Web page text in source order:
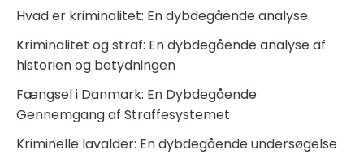
Hvad er kriminalitet: En dybdegående analyse
Kriminalitet og straf: En dybdegående analyse af
historien og betydningen
Fængsel i Danmark: En Dybdegående
Gennemgang af Straffesystemet
Kriminelle lavalder: En dybdegående undersøgelse